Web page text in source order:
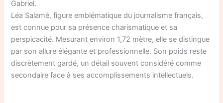
Gabriel.
Léa Salamé, figure emblématique du journalisme français,
est connue pour sa présence charismatique et sa
perspicacité. Mesurant environ 1,72 mètre, elle se distingue
par son allure élégante et professionnelle. Son poids reste
discrètement gardé, un détail souvent considéré comme
secondaire face à ses accomplissements intellectuels.